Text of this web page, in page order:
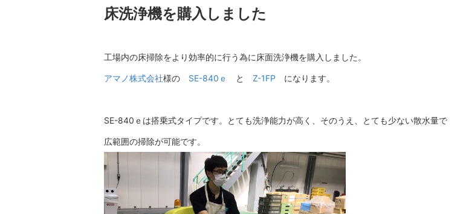
床洗浄機を購入しました
工場内の床掃除をより効率的に行う為に床面洗浄機を購入しました。
アマノ株式会社様の SE-840ｅ と Z-1FP になります。
SE-840ｅは搭乗式タイプです。とても洗浄能力が高く、そのうえ、とても少ない散水量で
広範囲の掃除が可能です。